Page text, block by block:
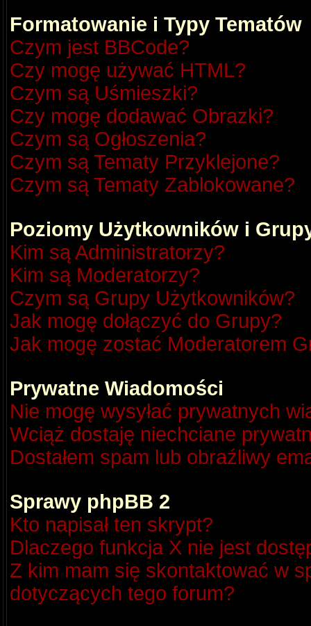
Formatowanie i Typy Tematów
Czym jest BBCode?
Czy mogę używać HTML?
Czym są Uśmieszki?
Czy mogę dodawać Obrazki?
Czym są Ogłoszenia?
Czym są Tematy Przyklejone?
Czym są Tematy Zablokowane?
Poziomy Użytkowników i
Kim są Administratorzy?
Kim są Moderatorzy?
Czym są Grupy Użytkowników?
Jak mogę dołączyć do Grupy?
Jak mogę zostać Moderatorem
Prywatne Wiadomości
Nie mogę wysyłać prywatnych
Wciąż dostaję niechciane
Dostałem spam lub obraźliwy
Sprawy phpBB 2
Kto napisał ten skrypt?
Dlaczego funkcja X nie jest
Z kim mam się skontaktować w
dotyczących tego forum?